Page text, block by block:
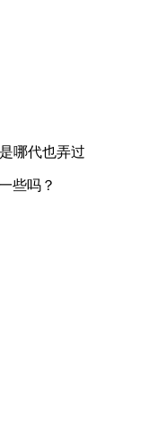
哪代也弄过
些吗？